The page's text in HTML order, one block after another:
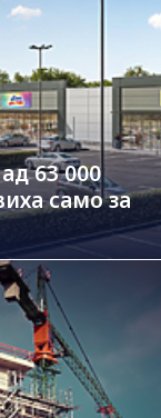
63 000
само за